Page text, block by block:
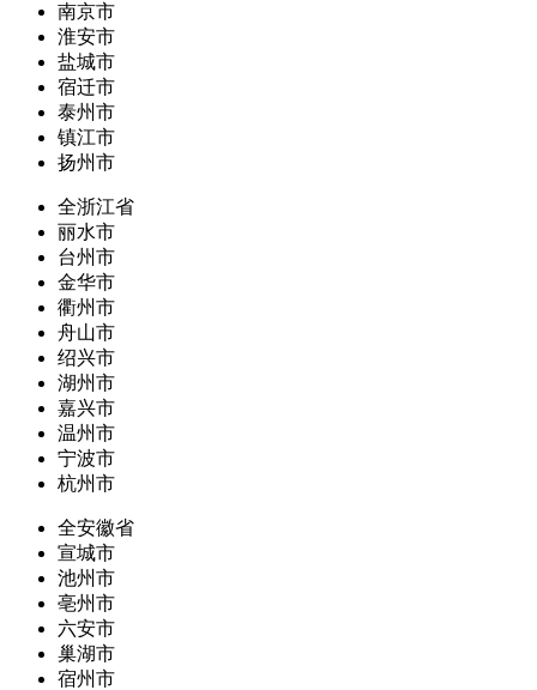
南京市
淮安市
盐城市
宿迁市
泰州市
镇江市
扬州市
全浙江省
丽水市
台州市
金华市
衢州市
舟山市
绍兴市
湖州市
嘉兴市
温州市
宁波市
杭州市
全安徽省
宣城市
池州市
亳州市
六安市
巢湖市
宿州市